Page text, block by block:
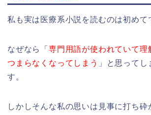
私も実は医療系小説を読むのは初めて
なぜなら「 専門用語が使われていて理
つまらなくなってしまう
」と思って
す。
しかしそんな私の思いは見事に打ち砕